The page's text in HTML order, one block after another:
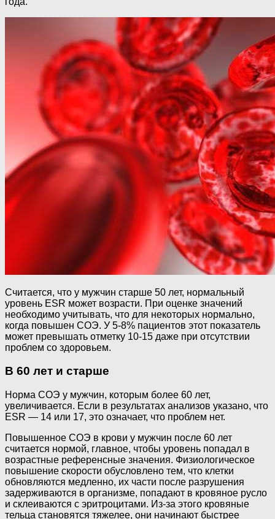
Считается, что у мужчин старше 50 лет, нормальный
уровень ESR может возрасти. При оценке значений
необходимо учитывать, что для некоторых нормально,
когда повышен СОЭ. У 5-8% пациентов этот показатель
может превышать отметку 10-15 даже при отсутствии
проблем со здоровьем.
В 60 лет и старше
Норма СОЭ у мужчин, которым более 60 лет,
увеличивается. Если в результатах анализов указано, что
ESR — 14 или 17, это означает, что проблем нет.
Повышенное СОЭ в крови у мужчин после 60 лет
считается нормой, главное, чтобы уровень попадал в
возрастные референсные значения. Физиологическое
повышение скорости обусловлено тем, что клетки
обновляются медленно, их части после разрушения
задерживаются в организме, попадают в кровяное русло
и склеиваются с эритроцитами. Из-за этого кровяные
тельца становятся тяжелее, они начинают быстрее